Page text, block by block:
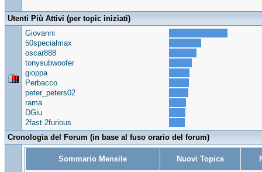
Utenti Più Attivi (per topic iniziati)
Giovanni
50specialmax
oscar888
tonysubwoofer
gioppa
Perbacco
peter_peters02
rama
DGiu
2fast 2furious
Cronologia del Forum (in base al fuso orario del forum)
Sommario Mensile Nuovi Topics